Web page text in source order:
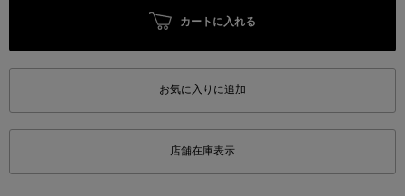
カートに入れる
お気に入りに追加
店舗在庫表示